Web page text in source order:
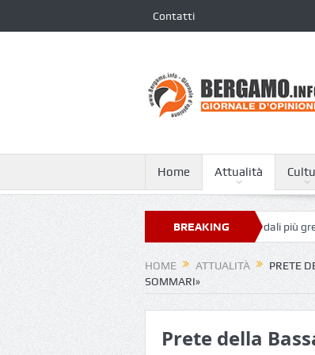
Contatti
Home Attualità
BREAKING
NEWS
Giovanni XXIII nella classifica dei 250 ospedali più green
HOME ATTUALITÀ
PRETE
SOMMARI»
Prete della